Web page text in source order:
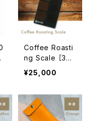
Coffee Roasti
ng Scale ［30
個限定］
¥25,000